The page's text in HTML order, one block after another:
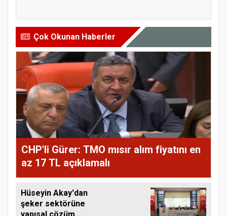
Çok Okunan Haberler
CHP'li Gürer: TMO mısır alım fiyatını en
az 17 TL açıklamalı
Hüseyin Akay'dan
şeker sektörüne